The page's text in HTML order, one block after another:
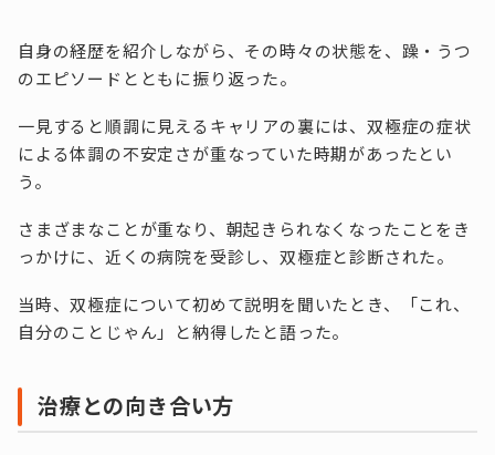
自身の経歴を紹介しながら、その時々の状態を、躁・うつ
のエピソードとともに振り返った。
一見すると順調に見えるキャリアの裏には、双極症の症状
による体調の不安定さが重なっていた時期があったとい
う。
さまざまなことが重なり、朝起きられなくなったことをき
っかけに、近くの病院を受診し、双極症と診断された。
当時、双極症について初めて説明を聞いたとき、「これ、
自分のことじゃん」と納得したと語った。
治療との向き合い方